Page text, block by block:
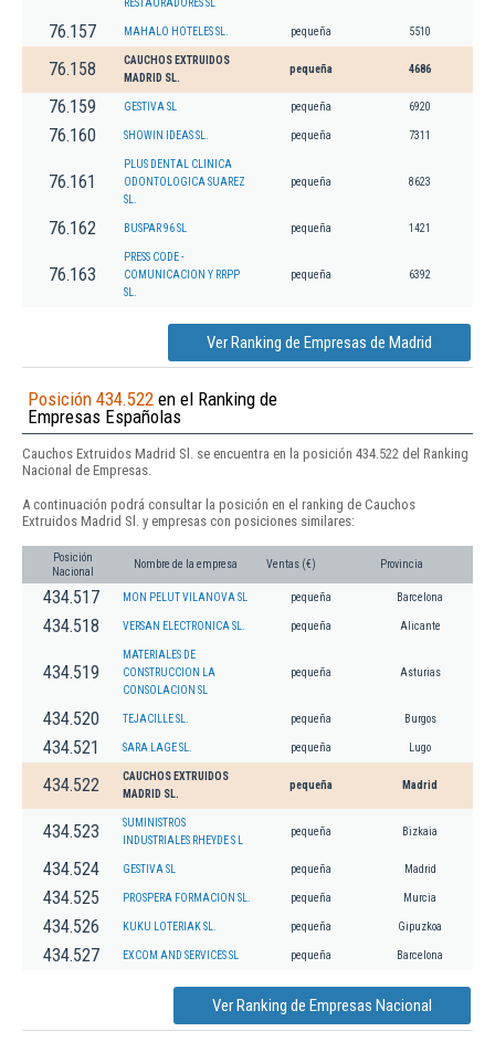
RESTAURADORES SL
76.157 MAHALO HOTELES SL. pequeña 5510
76.158
CAUCHOS EXTRUIDOS
MADRID SL.
pequeña 4686
76.159 GESTIVA SL pequeña 6920
76.160 SHOWIN IDEAS SL. pequeña 7311
76.161
PLUS DENTAL CLINICA
ODONTOLOGICA SUAREZ
SL.
pequeña 8623
76.162 BUSPAR 96 SL pequeña 1421
76.163
PRESS CODE -
COMUNICACION Y RRPP
SL.
pequeña 6392
Ver Ranking de Empresas de Madrid
Posición 434.522 en el Ranking de
Empresas Españolas
Cauchos Extruidos Madrid Sl. se encuentra en la posición 434.522 del Ranking
Nacional de Empresas.
A continuación podrá consultar la posición en el ranking de Cauchos
Extruidos Madrid Sl. y empresas con posiciones similares:
Posición
Nacional
Nombre de la empresa Ventas (€) Provincia
434.517 MON PELUT VILANOVA SL pequeña Barcelona
434.518 VERSAN ELECTRONICA SL. pequeña Alicante
434.519
MATERIALES DE
CONSTRUCCION LA
CONSOLACION SL
pequeña Asturias
434.520 TEJACILLE SL. pequeña Burgos
434.521 SARA LAGE SL. pequeña Lugo
434.522
CAUCHOS EXTRUIDOS
MADRID SL.
pequeña Madrid
434.523
SUMINISTROS
INDUSTRIALES RHEYDE S L
pequeña Bizkaia
434.524 GESTIVA SL pequeña Madrid
434.525 PROSPERA FORMACION SL. pequeña Murcia
434.526 KUKU LOTERIAK SL. pequeña Gipuzkoa
434.527 EXCOM AND SERVICES SL pequeña Barcelona
Ver Ranking de Empresas Nacional